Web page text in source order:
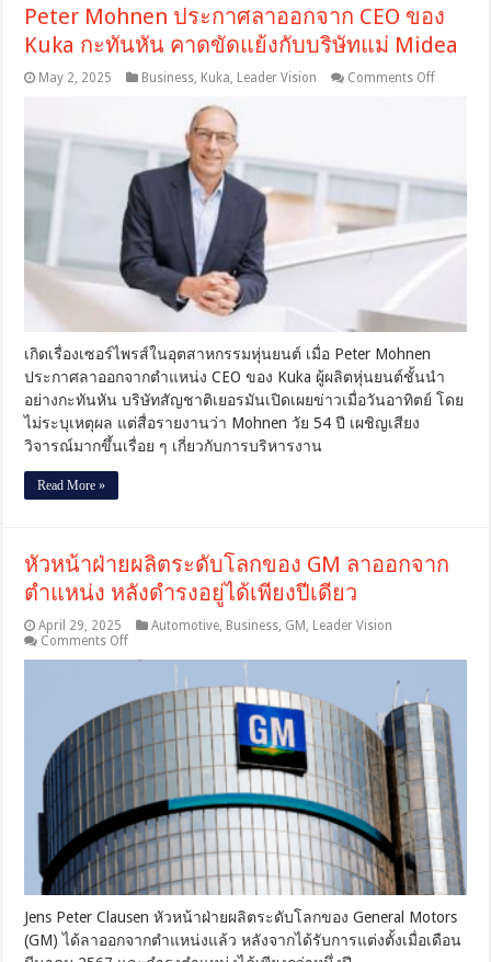
Peter Mohnen ประกาศลาออกจาก CEO ของ
Kuka กะทันหัน คาดขัดแย้งกับบริษัทแม่ Midea
May 2, 2025 Business, Kuka, Leader Vision Comments Offon
จาก
Kuka
แย้ง
แม่
Midea
เกิดเรื่องเซอร์ไพรส์ในอุตสาหกรรมหุ่นยนต์ เมื่อ Peter Mohnen
ประกาศลาออกจากตำแหน่ง CEO ของ Kuka ผู้ผลิตหุ่นยนต์ชั้นนำ
อย่างกะทันหัน บริษัทสัญชาติเยอรมันเปิดเผยข่าวเมื่อวันอาทิตย์ โดย
ไม่ระบุเหตุผล แต่สื่อรายงานว่า Mohnen วัย 54 ปี เผชิญเสียง
วิจารณ์มากขึ้นเรื่อย ๆ เกี่ยวกับการบริหารงาน
Read More »
หัวหน้าฝ่ายผลิตระดับโลกของ GM ลาออกจาก
ตำแหน่ง หลังดำรงอยู่ได้เพียงปีเดียว
April 29, 2025 Automotive Business GM Leader Vision
Comments Offon
หัวหน้า
ผลิต
ระดับ
โลก
ของ
GM
ออก
จาก
ตำแหน่ง
หลัง
อยู่
ได้
Jens Peter Clausen หัวหน้าฝ่ายผลิตระดับโลกของ General Motors
(GM) ได้ลาออกจากตำแหน่งแล้ว หลังจากได้รับการแต่งตั้งเมื่อเดือน